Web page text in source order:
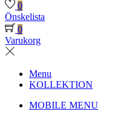
0
Önskelista
0
Varukorg
Menu
KOLLEKTION
MOBILE MENU